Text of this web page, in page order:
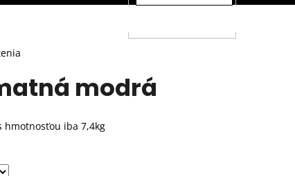
košík
modrá
hmotnosťou iba 7,4kg